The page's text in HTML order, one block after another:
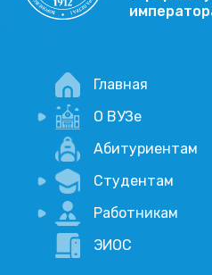
Главная
О ВУЗе
Новости
Учебный процесс
Научная деятельность
Абитуриентам
Студентам
Портал
Академические
Работникам
Внимание, опрос!
ЭИОС